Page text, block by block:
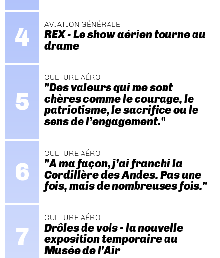
AVIATION GÉNÉRALE
REX - Le show aérien tourne au
drame
CULTURE AÉRO
"Des valeurs qui me sont
chères comme le courage, le
patriotisme, le sacrifice ou le
sens de l’engagement."
CULTURE AÉRO
"A ma façon, j’ai franchi la
Cordillère des Andes. Pas une
fois, mais de nombreuses fois."
CULTURE AÉRO
Drôles de vols - la nouvelle
exposition temporaire au
Musée de l'Air